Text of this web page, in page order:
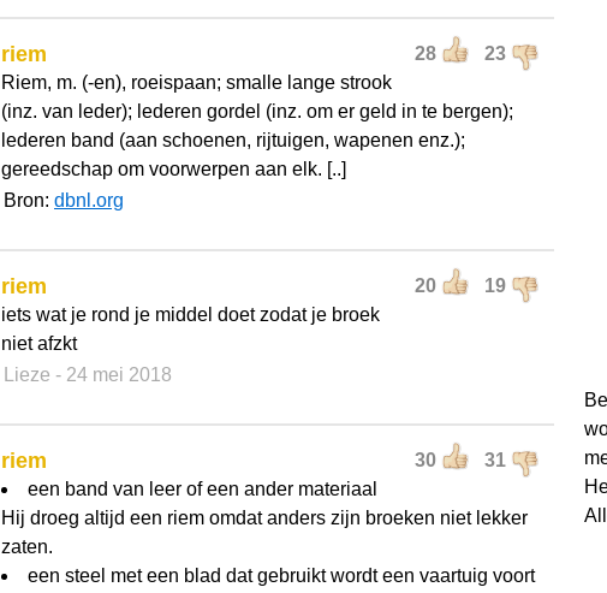
28 23
riem
Riem, m. (-en), roeispaan; smalle lange strook
(inz. van leder); lederen gordel (inz. om er geld in te bergen);
lederen band (aan schoenen, rijtuigen, wapenen enz.);
gereedschap om voorwerpen aan elk. [..]
Bron: dbnl.org
20 19
riem
iets wat je rond je middel doet zodat je broek
niet afzkt
Lieze - 24 mei 2018
30 31
riem
een band van leer of een ander materiaal
Hij droeg altijd een riem omdat anders zijn broeken niet lekker
zaten.
een steel met een blad dat gebruikt wordt een vaartuig voort